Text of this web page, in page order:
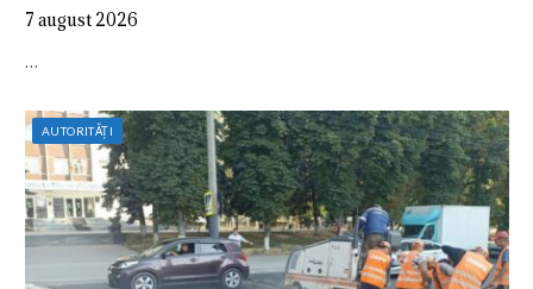
7 august 2026
…
AUTORITĂȚI